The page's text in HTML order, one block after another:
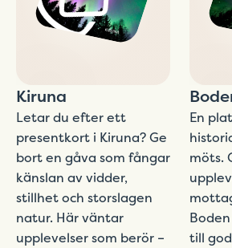
Kiruna
Letar du efter ett
presentkort i Kiruna? Ge
bort en gåva som fångar
känslan av vidder,
stillhet och storslagen
natur. Här väntar
upplevelser som berör –
En
möts.
till